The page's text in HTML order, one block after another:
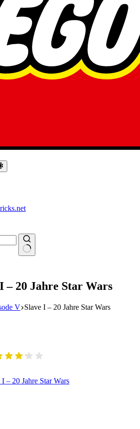
– 20 Jahre Star Wars
V Slave I – 20 Jahre Star Wars